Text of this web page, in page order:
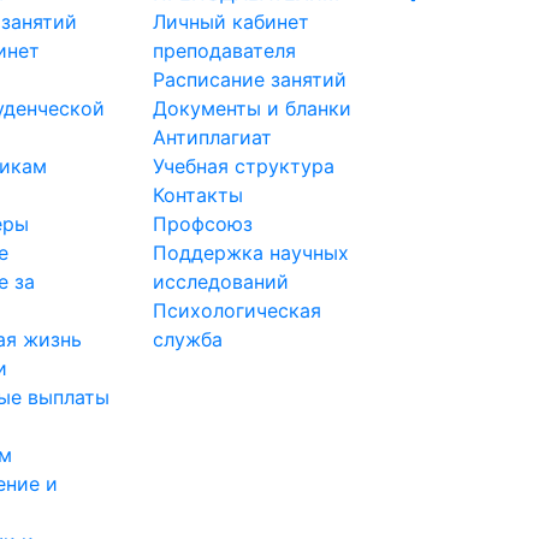
за
жизнь
выплаты
и
Личный кабинет
преподавателя
Расписание занятий
Документы и бланки
Антиплагиат
Учебная структура
Контакты
Профсоюз
Поддержка научных
исследований
Психологическая
служба